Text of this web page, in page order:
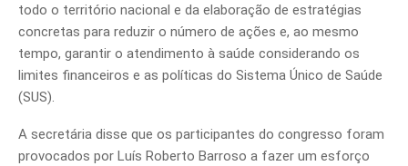
todo o território nacional e da elaboração de estratégias
concretas para reduzir o número de ações e, ao mesmo
tempo, garantir o atendimento à saúde considerando os
limites financeiros e as políticas do Sistema Único de Saúde
(SUS).
A secretária disse que os participantes do congresso foram
provocados por Luís Roberto Barroso a fazer um esforço